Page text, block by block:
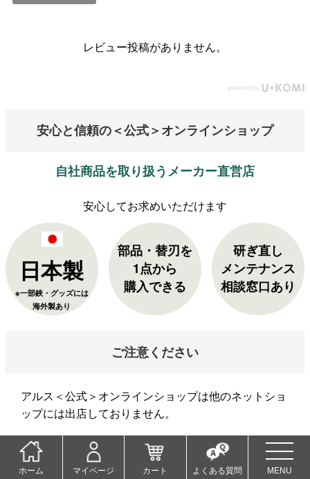
レビュー投稿がありません。
安心と信頼の＜公式＞オンラインショップ
自社商品を取り扱うメーカー直営店
日本製
※一部鋏・グッズには
海外製あり
部品・替刃を
1点から
購入できる
研ぎ直し
メンテナンス
相談窓口あり
ご注意ください
アルス＜公式＞オンラインショップは他のネットショ
ップには出店しておりません。
当店以外でご購入された商品の返品・交換は承れませ
ん。ご了承くださいませ。
ホーム マイページ カート よくある質問 MENU